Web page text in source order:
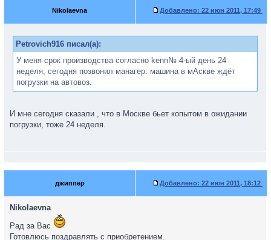
Nikolaevna Добавлено: 22 июн 2011, 17:49
Petrovich916 писал(а):
У меня срок производства согласно kenn№ 4-ый день 24
неделя, сегодня позвонил манагер: машина в мАскве ждёт
погрузки на автовоз.
И мне сегодня сказали , что в Москве бьет копытом в ожидании
погрузки, тоже 24 неделя.
джиппер Добавлено: 22 июн 2011, 18:12
Nikolaevna
Рад за Вас
Готовлюсь поздравлять с приобретением.